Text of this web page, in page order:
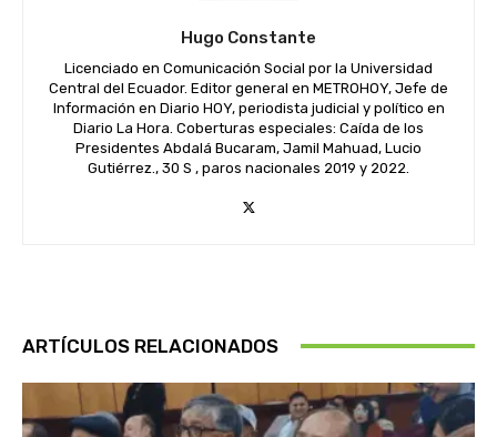
Hugo Constante
Licenciado en Comunicación Social por la Universidad
Central del Ecuador. Editor general en METROHOY, Jefe de
Información en Diario HOY, periodista judicial y político en
Diario La Hora. Coberturas especiales: Caída de los
Presidentes Abdalá Bucaram, Jamil Mahuad, Lucio
Gutiérrez., 30 S , paros nacionales 2019 y 2022.
ARTÍCULOS RELACIONADOS